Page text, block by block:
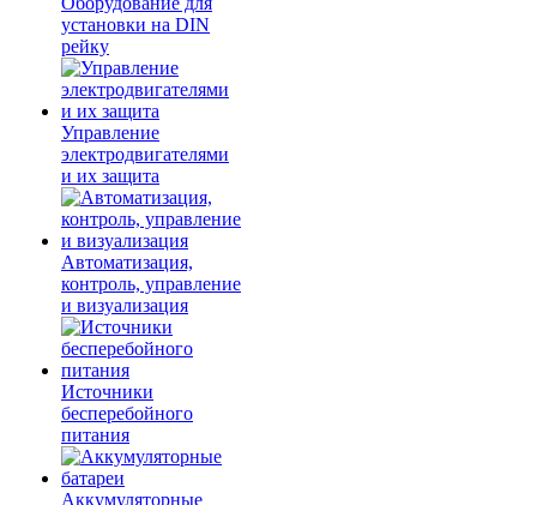
установки на DIN
рейку
Управление
электродвигателями
и их защита
Автоматизация,
контроль, управление
и визуализация
Источники
бесперебойного
питания
Аккумуляторные